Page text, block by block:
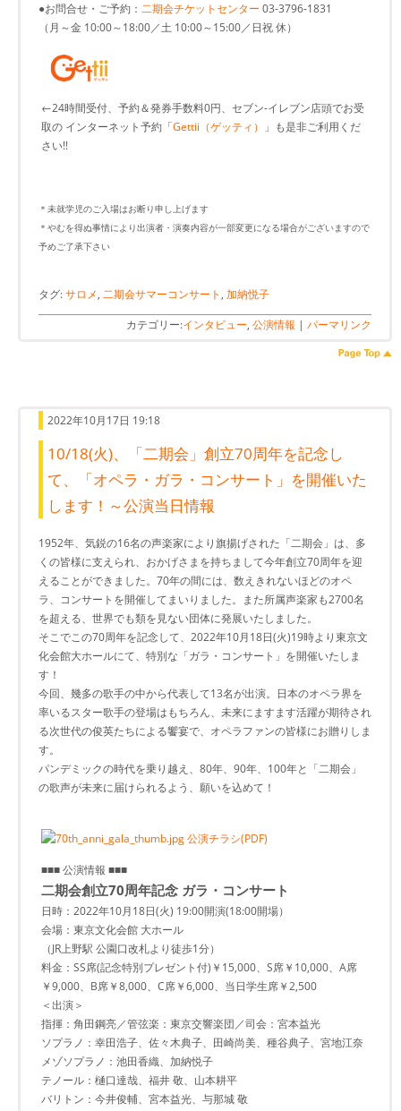
●お問合せ・ご予約： 二期会チケットセンター 03-3796-1831
（月～金 10:00～18:00／土 10:00～15:00／日祝 休）
←24時間受付、予約＆発券手数料0円、セブン-イレブン店頭でお受
取の インターネット予約「Gettii（ゲッティ）
」も是非ご利用くだ
さい!!
＊未就学児のご入場はお断り申し上げます
＊やむを得ぬ事情により出演者・演奏内容が一部変更になる場合がございますので
予めご了承下さい
タグ:サロメ, 二期会サマーコンサート , 加納悦子
カテゴリー:インタビュー, 公演情報 | パーマリンク
2022年10月17日 19:18
10/18(火)、「二期会」創立70周年を記念し
て、「オペラ・ガラ・コンサート」を開催いた
します！～公演当日情報
1952年、気鋭の16名の声楽家により旗揚げされた「二期会」は、多
くの皆様に支えられ、おかげさまを持ちまして今年創立70周年を迎
えることができました。70年の間には、数えきれないほどのオペ
ラ、コンサートを開催してまいりました。また所属声楽家も2700名
を超える、世界でも類を見ない団体に発展いたしました。
そこでこの70周年を記念して、2022年10月18日(火)19時より東京文
化会館大ホールにて、特別な「ガラ・コンサート」を開催いたしま
す！
今回、幾多の歌手の中から代表して13名が出演。日本のオペラ界を
率いるスター歌手の登場はもちろん、未来にますます活躍が期待され
る次世代の俊英たちによる饗宴で、オペラファンの皆様にお贈りしま
す。
パンデミックの時代を乗り越え、80年、90年、100年と「二期会」
の歌声が未来に届けられるよう、願いを込めて！
公演チラシ(PDF)
■■■ 公演情報 ■■■
二期会創立70周年記念 ガラ・コンサート
日時：2022年10月18日(火) 19:00開演(18:00開場）
会場：東京文化会館 大ホール
（JR上野駅 公園口改札より徒歩1分）
料金：SS席(記念特別プレゼント付)￥15,000、S席￥10,000、A席
￥9,000、B席￥8,000、C席￥6,000、当日学生席￥2,500
＜出演＞
指揮：角田鋼亮／管弦楽：東京交響楽団／司会：宮本益光
ソプラノ：幸田浩子、佐々木典子、田崎尚美、種谷典子、宮地江奈
メゾソプラノ：池田香織、加納悦子
テノール：樋口達哉、福井 敬、山本耕平
バリトン：今井俊輔、宮本益光、与那城 敬